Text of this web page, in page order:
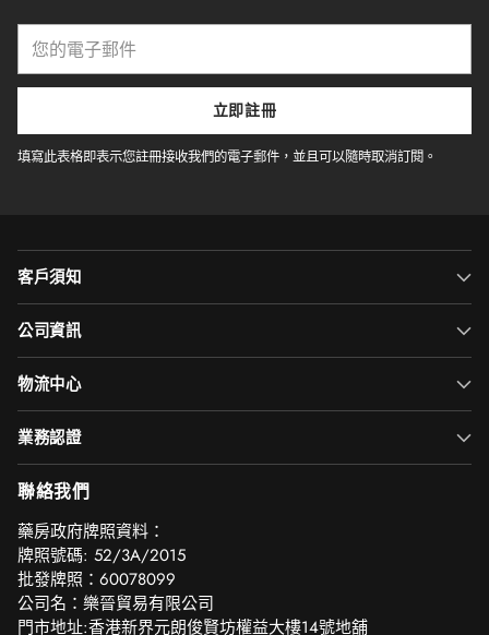
電
郵
件
立即註冊
填寫此表格即表示您註冊接收我們的電子郵件，並且可以隨時取消訂閱。
客戶須知
公司資訊
物流中心
業務認證
聯絡我們
‎藥房政府牌照資料：
牌照號碼: 52/3A/2015
批發牌照：60078099
公司名：樂晉貿易有限公司
門市地址:香港新界元朗俊賢坊權益大樓14號地舖